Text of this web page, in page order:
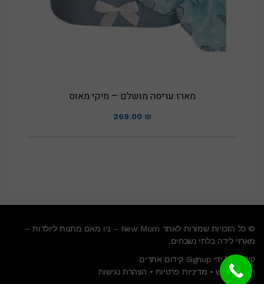
מארז עריסה מושלם – מיקי מאוס
269.00 ₪
© כל הזכויות שמורות לאתר New Mom – ניו מאם מתנות ליולדות –
מארזי לידה בלתי נשכחים.
קידום על ידי Signup קידום אתרים
תנאי שימוש • מדיניות פרטיות • הצהרת נגישות